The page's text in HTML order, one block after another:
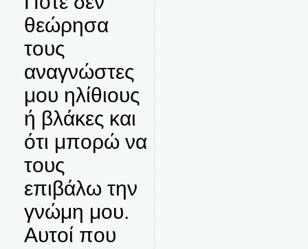
θεώρησα
τους
αναγνώστες
μου ηλίθιους
ή βλάκες και
ότι μπορώ να
τους
επιβάλω την
γνώμη μου.
Αυτοί που